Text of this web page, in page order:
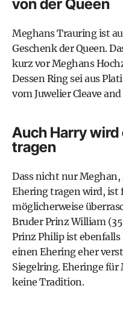
von der Queen
Meghans Trauring ist
Geschenk der Queen.
kurz vor Meghans
Dessen Ring sei aus
vom Juwelier Cleave
Auch Harry wird
tragen
Dass nicht nur
Ehering tragen wird, ist
möglicherweise
Bruder Prinz William
Prinz Philip ist
einen Ehering eher
Siegelring. Eheringe für
keine Tradition.